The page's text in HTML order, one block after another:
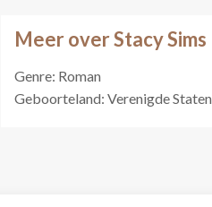
Meer over Stacy Sims
Genre: Roman
Geboorteland: Verenigde Staten